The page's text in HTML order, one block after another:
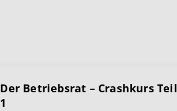
Der Betriebsrat – Crashkurs Teil
1